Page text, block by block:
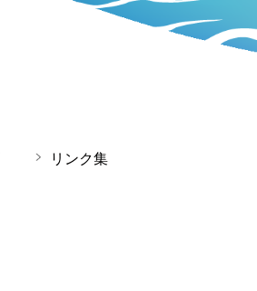
リンク集